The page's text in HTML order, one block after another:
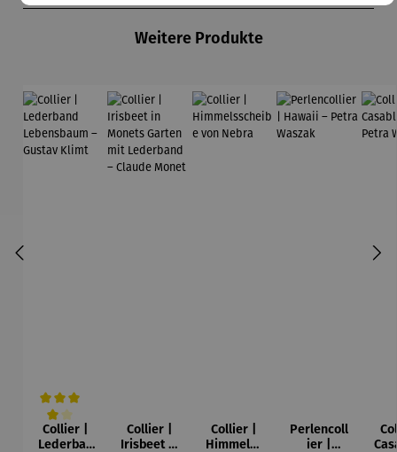
Weitere Produkte
Durchschnittliche Bewertung von 4 von 5 Sternen
Collier |
Lederban
Collier |
Irisbeet in
Collier |
Himmelss
Perlencoll
ier |